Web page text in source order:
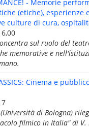
- Memorie
(etiche), esperienze
culture di cura,
sul ruolo del
memorative e
Cinema e
di Bologna)
filmico in Italia" di V.